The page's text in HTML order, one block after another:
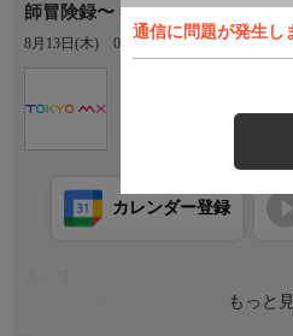
通信に問題が発生し
師冒険録〜 #7
8月13日(木) 00:00〜00:30
もっと
カレンダー登録
かつて雷神皇・エフタルが魔王城